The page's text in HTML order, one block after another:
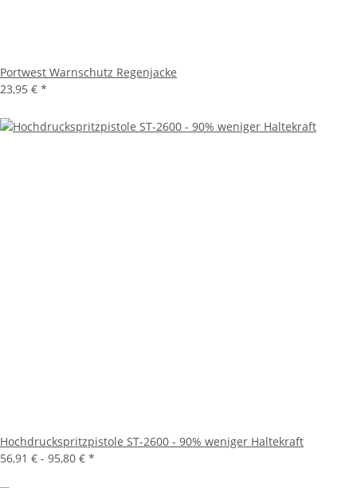
Portwest Warnschutz Regenjacke
23,95 € *
Hochdruckspritzpistole ST-2600 - 90% weniger Haltekraft
56,91 € - 95,80 € *